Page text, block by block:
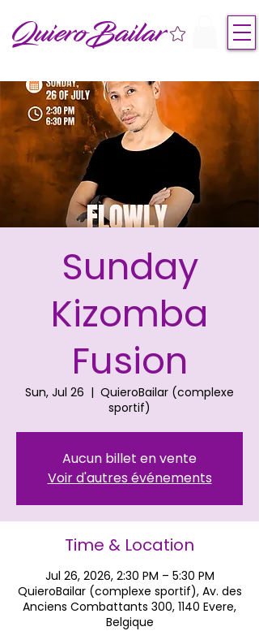
QuieroBailar
Sunday
Kizomba
Fusion
Sun, Jul 26
  |
QuieroBailar (complexe
sportif)
Aucun billet en vente
Voir d'autres événements
Time & Location
Jul 26, 2026, 2:30 PM – 5:30 PM
QuieroBailar (complexe sportif), Av. des
Anciens Combattants 300, 1140 Evere,
Belgique